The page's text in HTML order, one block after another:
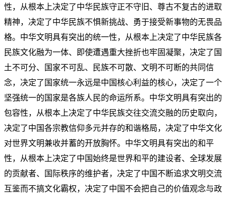
性，从根本上决定了中华民族守正不守旧、尊古不复古的进取
精神，决定了中华民族不惧新挑战、勇于接受新事物的无畏品
格。中华文明具有突出的统一性，从根本上决定了中华民族各
民族文化融为一体、即使遭遇重大挫折也牢固凝聚，决定了国
土不可分、国家不可乱、民族不可散、文明不可断的共同信
念，决定了国家统一永远是中国核心利益的核心，决定了一个
坚强统一的国家是各族人民的命运所系。中华文明具有突出的
包容性，从根本上决定了中华民族交往交流交融的历史取向，
决定了中国各宗教信仰多元并存的和谐格局，决定了中华文化
对世界文明兼收并蓄的开放胸怀。中华文明具有突出的和平
性，从根本上决定了中国始终是世界和平的建设者、全球发展
的贡献者、国际秩序的维护者，决定了中国不断追求文明交流
互鉴而不搞文化霸权，决定了中国不会把自己的价值观念与政